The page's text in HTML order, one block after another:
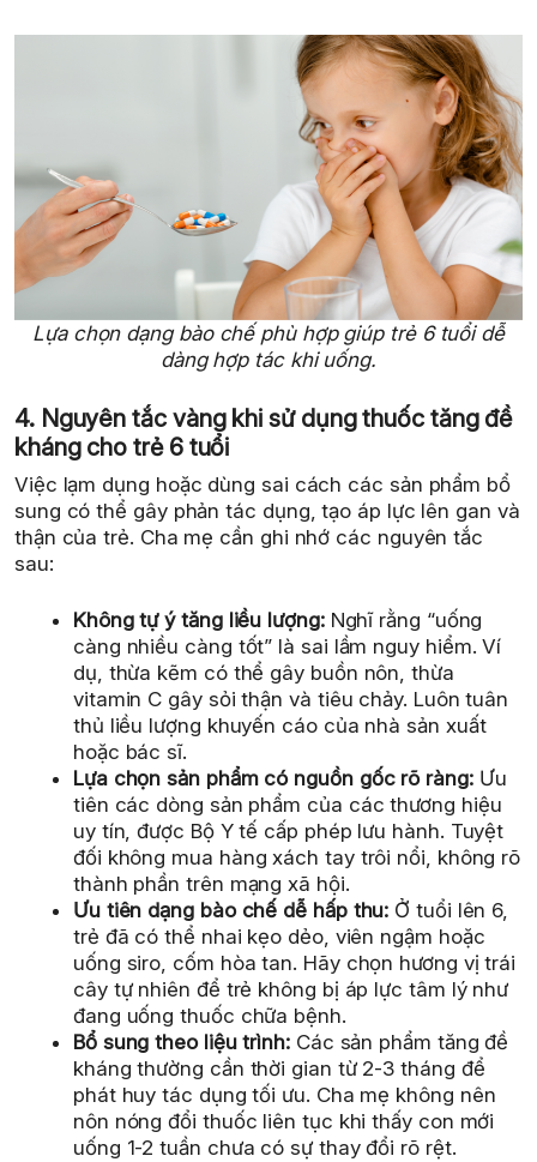
Lựa chọn dạng bào chế phù hợp giúp trẻ 6 tuổi dễ
dàng hợp tác khi uống.
4. Nguyên tắc vàng khi sử dụng thuốc tăng đề
kháng cho trẻ 6 tuổi
Việc lạm dụng hoặc dùng sai cách các sản phẩm bổ
sung có thể gây phản tác dụng, tạo áp lực lên gan và
thận của trẻ. Cha mẹ cần ghi nhớ các nguyên tắc
sau:
Không tự ý tăng liều lượng:Nghĩ rằng “uống
càng nhiều càng tốt” là sai lầm nguy hiểm. Ví
dụ, thừa kẽm có thể gây buồn nôn, thừa
vitamin C gây sỏi thận và tiêu chảy. Luôn tuân
thủ liều lượng khuyến cáo của nhà sản xuất
hoặc bác sĩ.
Lựa chọn sản phẩm có nguồn gốc rõ ràng:Ưu
tiên các dòng sản phẩm của các thương hiệu
uy tín, được Bộ Y tế cấp phép lưu hành. Tuyệt
đối không mua hàng xách tay trôi nổi, không rõ
thành phần trên mạng xã hội.
Ưu tiên dạng bào chế dễ hấp thu: Ở tuổi lên 6,
trẻ đã có thể nhai kẹo dẻo, viên ngậm hoặc
uống siro, cốm hòa tan. Hãy chọn hương vị trái
cây tự nhiên để trẻ không bị áp lực tâm lý như
đang uống thuốc chữa bệnh.
Bổ sung theo liệu trình:Các sản phẩm tăng đề
kháng thường cần thời gian từ 2-3 tháng để
phát huy tác dụng tối ưu. Cha mẹ không nên
nôn nóng đổi thuốc liên tục khi thấy con mới
uống 1-2 tuần chưa có sự thay đổi rõ rệt.